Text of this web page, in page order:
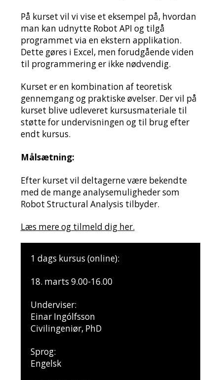
På kurset vil vi vise et eksempel på, hvordan
man kan udnytte Robot API og tilgå
programmet via en ekstern applikation.
Dette gøres i Excel, men forudgående viden
til programmering er ikke nødvendig.
Kurset er en kombination af teoretisk
gennemgang og praktiske øvelser. Der vil på
kurset blive udleveret kursusmateriale til
støtte for undervisningen og til brug efter
endt kursus.
Målsætning:
Efter kurset vil deltagerne være bekendte
med de mange analysemuligheder som
Robot Structural Analysis tilbyder.
Læs mere og tilmeld dig her.
1 dags kursus (online):
18. marts 9.00-16.00
Underviser:
Einar Ingólfsson
Civilingeniør, PhD
Sprog:
Engelsk